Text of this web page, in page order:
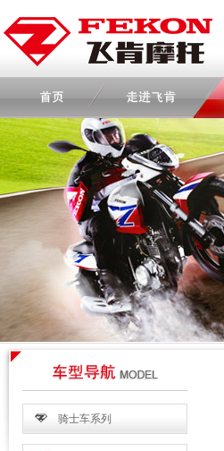
骑士车系列